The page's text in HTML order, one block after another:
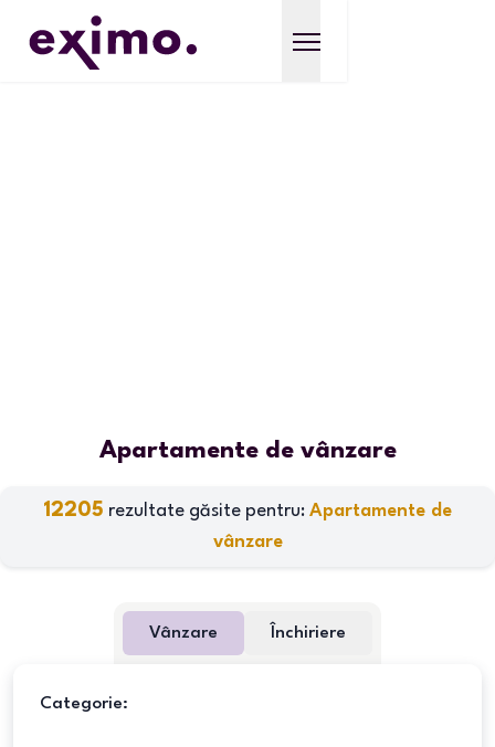
Apartamente de vânzare
12205 rezultate găsite pentru: Apartamente de
vânzare
Vânzare Închiriere
Categorie: